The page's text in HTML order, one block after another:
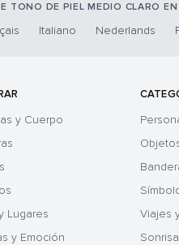
TONO DE PIEL MEDIO CLARO EN
Italiano Nederlands
y Cuerpo
Lugares
y Emoción
Viajes